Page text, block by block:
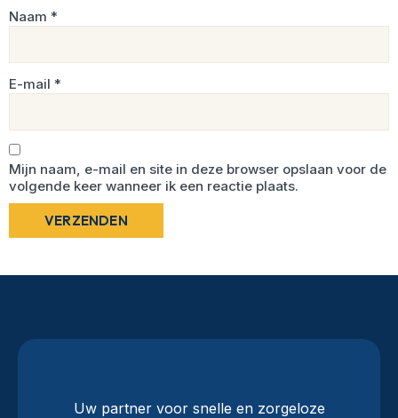
Naam *
E-mail *
Mijn naam, e-mail en site in deze browser opslaan voor de
volgende keer wanneer ik een reactie plaats.
Uw partner voor snelle en zorgeloze